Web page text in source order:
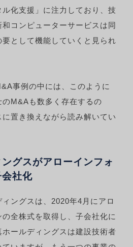
化支援」に注力しており、技
コンピューターサービスは同
として機能していくと見られ
事例の中には、このように
M&Aも数多く存在するの
置き換えながら読み解いてい
グスがアローインフォ
社化
ングスは、2020年4月にアロ
全株式を取得し、子会社化に
ールディングスは建設技術者